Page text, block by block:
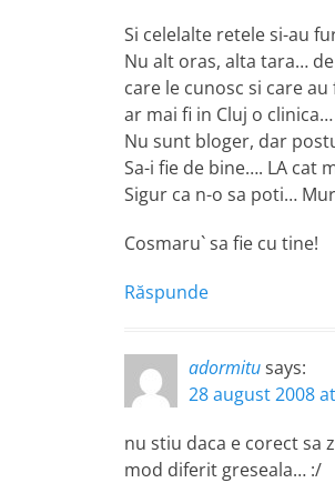
Si celelalte retele si-au
Nu alt oras, alta tara…
care le cunosc si care
ar mai fi in Cluj o
Nu sunt bloger, dar
Sa-i fie de bine…. LA cat
Sigur ca n-o sa poti…
Cosmaru` sa fie cu tine!
Răspunde
adormitusays:
28 august 2008
nu stiu daca e corect sa
mod diferit greseala… :/